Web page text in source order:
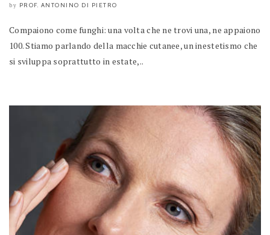
by PROF. ANTONINO DI PIETRO
Compaiono come funghi: una volta che ne trovi una, ne appaiono
100. Stiamo parlando della macchie cutanee, un inestetismo che
si sviluppa soprattutto in estate,..